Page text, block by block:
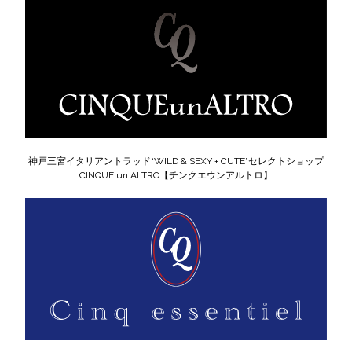
神戸三宮イタリアントラッド“WILD & SEXY + CUTE”セレクトショップ
CINQUE un ALTRO【チンクエウンアルトロ】